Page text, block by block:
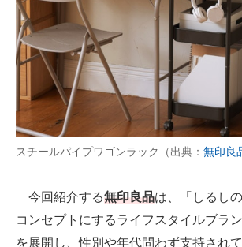
注目記事を集めた総合ページ
ITの今と未来を見通す
スマホと通信の最新トレンド
進化するPCとデバイスの未来
企業ITのトレンドを詳説
スチールパイプワゴンラック（出典： 無印良
今回紹介する無印良品は、「しるし
コンセプトにするライフスタイルブラ
を展開し、性別や年代問わず支持されて